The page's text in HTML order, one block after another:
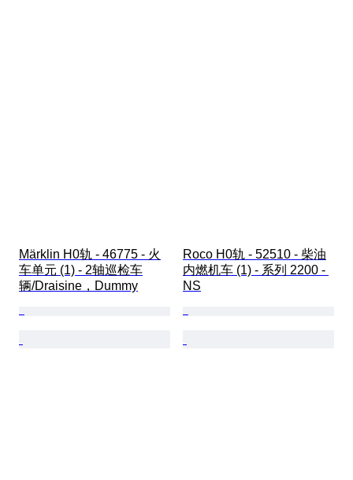
Märklin H0轨 - 46775 - 火
车单元 (1) - 2轴巡检车
辆/Draisine，Dummy
Roco H0轨 - 52510 - 柴油
内燃机车 (1) - 系列 2200 -
NS